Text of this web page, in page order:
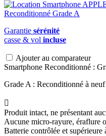
Garantie sérénité
casse & vol incluse
Ajouter au comparateur
Smartphone Reconditionné :
Grade A : Reconditionné à neuf

Produit intact, ne présentant
Aucune micro-rayure, éraflure
Batterie contrôlée et supérieure